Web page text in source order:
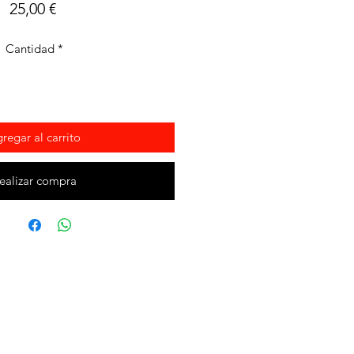
25,00 €Precio
Cantidad *
al carrito
compra